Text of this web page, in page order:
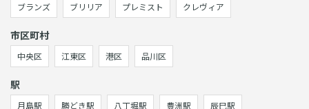
ブランズ ブリリア プレミスト クレヴィア
市区町村
中央区 江東区 港区 品川区
駅
月島駅 勝どき駅 八丁堀駅 豊洲駅 辰巳駅